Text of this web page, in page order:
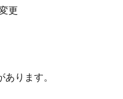
更
ります。